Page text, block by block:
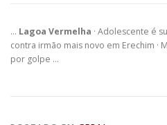
… Lagoa Vermelha · Adolescente é
contra irmão mais novo em Erechim ·
por golpe …